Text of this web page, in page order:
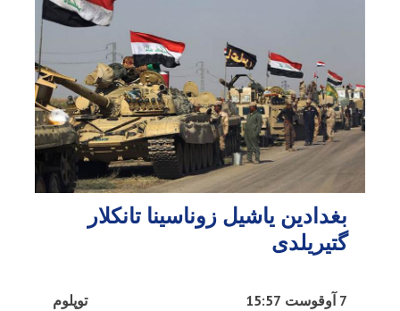
بغدادین یاشیل زوناسینا تانکلار
گتیریلدی
توپلوم 7 آوقوست 15:57